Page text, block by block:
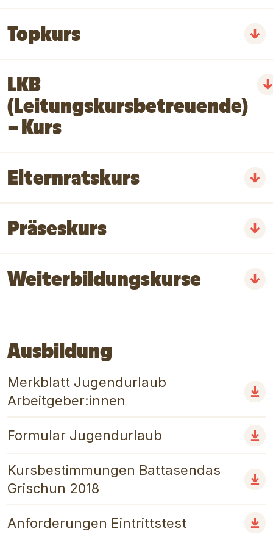
Topkurs
LKB
(Leitungskursbetreuende)
– Kurs
Elternratskurs
Präseskurs
Weiterbildungskurse
Ausbildung
Merkblatt Jugendurlaub
Arbeitgeber:innen
Formular Jugendurlaub
Kursbestimmungen Battasendas
Grischun 2018
Anforderungen Eintrittstest